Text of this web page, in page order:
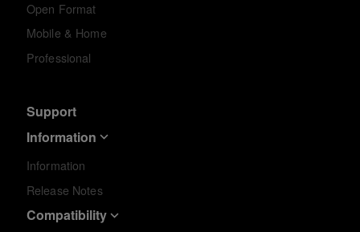
Open Format
Mobile & Home
Professional
Support
Information
Information
Release Notes
Compatibility